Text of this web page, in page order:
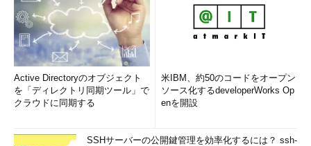
Active Directoryのオブジェクト
を「ディレクトリ同期ツール」で
クラウドに同期する
米IBM、約50のコードをオープン
ソース化するdeveloperWorks Op
enを開設
SSHサーバーの公開鍵管理を効率化するには？ ssh-